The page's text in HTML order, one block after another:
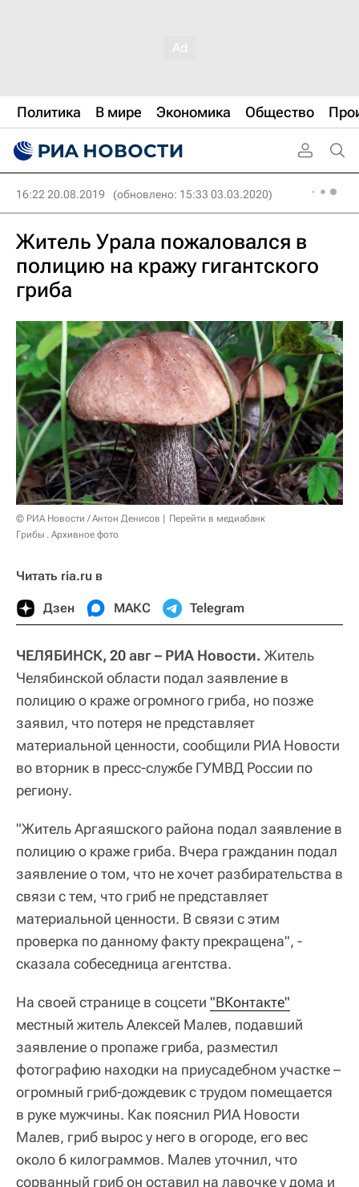
Политика В мире Экономика Общество
16:22 20.08.2019 (обновлено: 15:33 03.03.2020)
Житель Урала пожаловался в
полицию на кражу гигантского
гриба
© РИА Новости / Антон Денисов
Перейти в медиабанк
Грибы . Архивное фото
Читать ria.ru в
Дзен МАКС Telegram
ЧЕЛЯБИНСК, 20 авг – РИА Новости. Житель
Челябинской области подал заявление в
полицию о краже огромного гриба, но позже
заявил, что потеря не представляет
материальной ценности, сообщили РИА Новости
во вторник в пресс-службе ГУМВД России по
региону.
"Житель Аргаяшского района подал заявление в
полицию о краже гриба. Вчера гражданин подал
заявление о том, что не хочет разбирательства в
связи с тем, что гриб не представляет
материальной ценности. В связи с этим
проверка по данному факту прекращена", -
сказала собеседница агентства.
На своей странице в соцсети "ВКонтакте"
местный житель Алексей Малев, подавший
заявление о пропаже гриба, разместил
фотографию находки на приусадебном участке –
огромный гриб-дождевик с трудом помещается
в руке мужчины. Как пояснил РИА Новости
Малев, гриб вырос у него в огороде, его вес
около 6 килограммов. Малев уточнил, что
сорванный гриб он оставил на лавочке у дома и